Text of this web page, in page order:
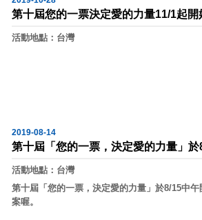
第十屆您的一票決定愛的力量11/1起開
活動地點：台灣
2019-08-14
第十屆「您的一票，決定愛的力量」
活動地點：台灣
第十屆「您的一票，決定愛的力量」於8/15中
案喔。